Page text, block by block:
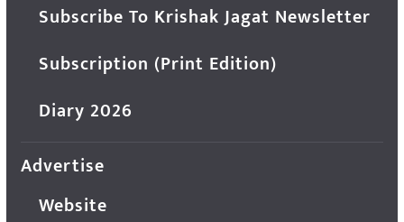
Subscribe To Krishak Jagat Newsletter
Subscription (Print Edition)
Diary 2026
Advertise
Website